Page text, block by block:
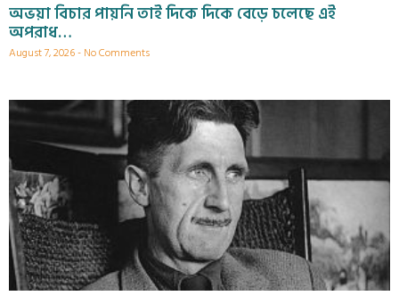
অভয়া বিচার পায়নি তাই দিকে দিকে বেড়ে চলেছে এই
অপরাধ…
August 7, 2026 No Comments